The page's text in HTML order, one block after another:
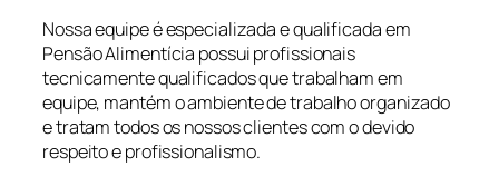
Nossa equipe é especializada e qualificada em
Pensão Alimentícia possui profissionais
tecnicamente qualificados que trabalham em
equipe, mantém o ambiente de trabalho organizado
e tratam todos os nossos clientes com o devido
respeito e profissionalismo.